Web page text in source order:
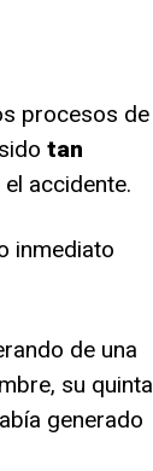
procesos de
tan
accidente.
inmediato
de una
su quinta
generado